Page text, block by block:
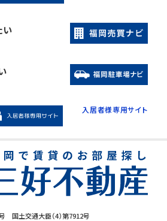
国土交通大臣（4）第7912号
い
入居者様専用サイト